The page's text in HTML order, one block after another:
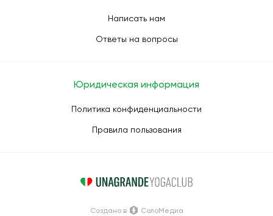
Написать нам
Ответы на вопросы
Юридическая информация
Политика конфиденциальности
Правила пользования
Создано в СолоМедиа